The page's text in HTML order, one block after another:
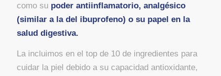
como su poder antiinflamatorio, analgésico
(similar a la del ibuprofeno) o su papel en la
salud digestiva.
La incluimos en el top de 10 de ingredientes para
cuidar la piel debido a su capacidad antioxidante,